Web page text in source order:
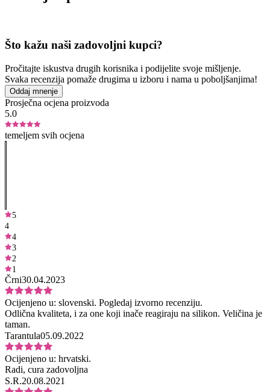
Što kažu naši zadovoljni kupci?
Pročitajte iskustva drugih korisnika i podijelite svoje mišljenje.
Svaka recenzija pomaže drugima u izboru i nama u poboljšanjima!
Oddaj mnenje
Prosječna ocjena proizvoda
5.0
temeljem svih ocjena
5
4
4
3
2
1
Črni30.04.2023
Ocijenjeno u: slovenski. Pogledaj izvorno recenziju.
Odlična kvaliteta, i za one koji inače reagiraju na silikon. Veličina je
taman.
Tarantula05.09.2022
Ocijenjeno u: hrvatski.
Radi, cura zadovoljna
S.R.20.08.2021